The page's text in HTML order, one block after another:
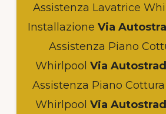
Assistenza Lavatrice
Installazione Via
Assistenza Piano
Whirlpool Via
Assistenza Piano
Whirlpool Via